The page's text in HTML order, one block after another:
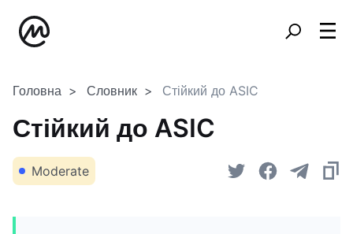
Головна Словник Стійкий до ASIC
Стійкий до ASIC
Moderate